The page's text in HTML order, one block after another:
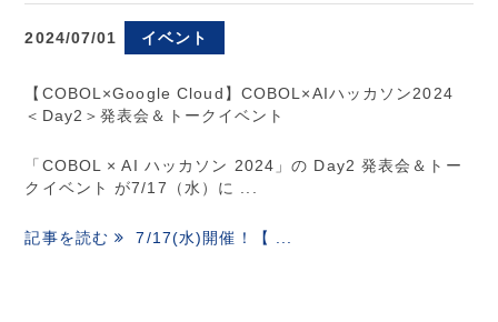
2024/07/01 イベント
【COBOL×Google Cloud】COBOL×AIハッカソン2024
＜Day2＞発表会＆トークイベント
「COBOL × AI ハッカソン 2024」の Day2 発表会＆トー
クイベント が7/17（水）に ...
記事を読む 7/17(水)開催！【 ...